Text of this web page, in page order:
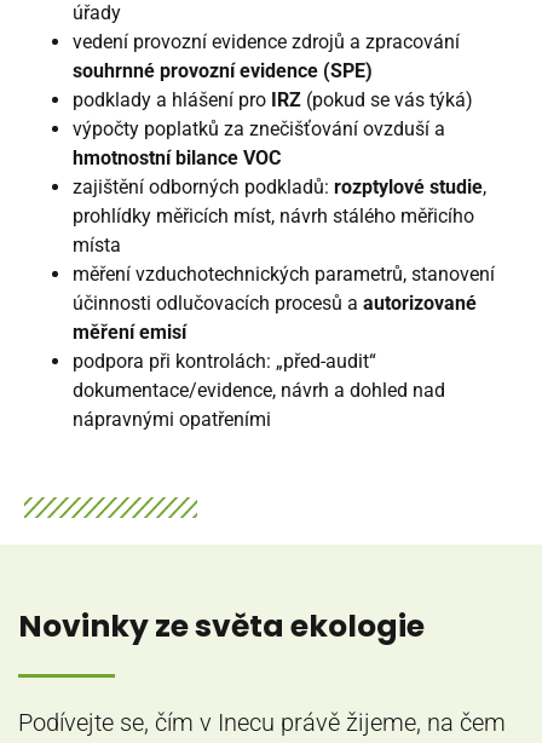
úřady
vedení provozní evidence zdrojů a zpracování
souhrnné provozní evidence (SPE)
podklady a hlášení pro
IRZ (pokud se vás týká)
výpočty poplatků za znečišťování ovzduší a
hmotnostní bilance VOC
zajištění odborných podkladů: rozptylové studie,
prohlídky měřicích míst, návrh stálého měřicího
místa
měření vzduchotechnických parametrů, stanovení
účinnosti odlučovacích procesů a autorizované
měření emisí
podpora při kontrolách: „před-audit“
dokumentace/evidence, návrh a dohled nad
nápravnými opatřeními
Novinky ze světa ekologie
Podívejte se, čím v Inecu právě žijeme, na čem